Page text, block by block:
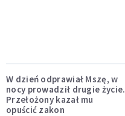
W dzień odprawiał Mszę, w
nocy prowadził drugie życie.
Przełożony kazał mu
opuścić zakon